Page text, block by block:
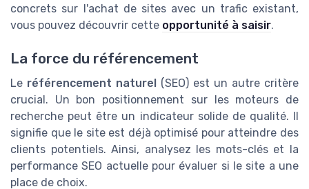
concrets sur l'achat de sites avec un trafic existant,
vous pouvez découvrir cette opportunité à saisir.
La force du référencement
Le référencement naturel
(SEO) est un autre critère
crucial. Un bon positionnement sur les moteurs de
recherche peut être un indicateur solide de qualité. Il
signifie que le site est déjà optimisé pour atteindre des
clients potentiels. Ainsi, analysez les mots-clés et la
performance SEO actuelle pour évaluer si le site a une
place de choix.